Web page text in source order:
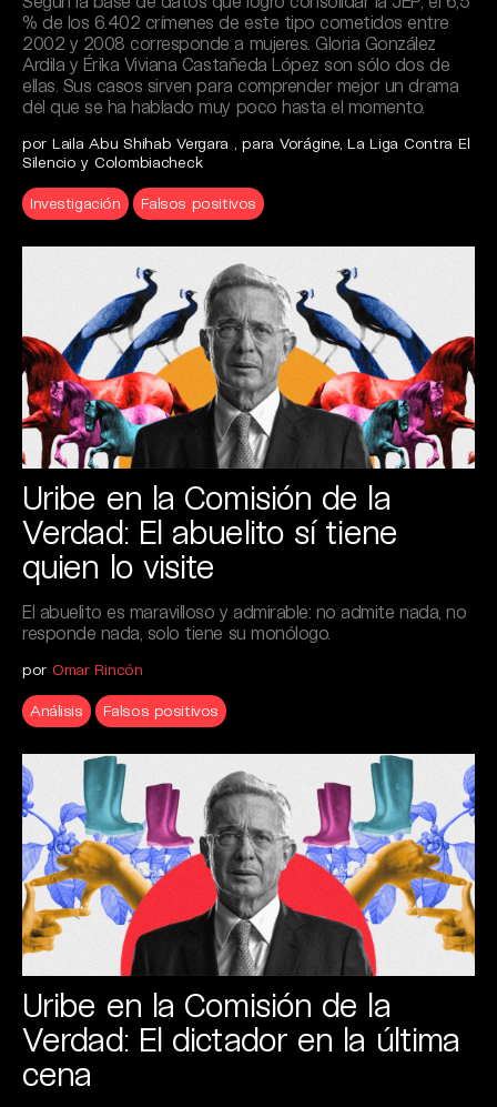
% de los 6.402 crímenes de este tipo cometidos entre
2002 y 2008 corresponde a mujeres. Gloria González
Ardila y Érika Viviana Castañeda López son sólo dos de
ellas. Sus casos sirven para comprender mejor un drama
del que se ha hablado muy poco hasta el momento.
por Laila Abu Shihab Vergara , para Vorágine, La Liga Contra El
Silencio y Colombiacheck
Investigación Falsos positivos
Uribe en la Comisión de la
Verdad: El abuelito sí tiene
quien lo visite
El abuelito es maravilloso y admirable: no admite nada, no
responde nada, solo tiene su monólogo.
por Omar Rincón
Análisis Falsos positivos
Uribe en la Comisión de la
Verdad: El dictador en la última
cena